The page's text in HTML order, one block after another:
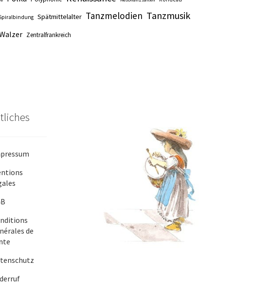
Spätmittelalter Tanzmelodien Tanzmusik
Zentralfrankreich
de